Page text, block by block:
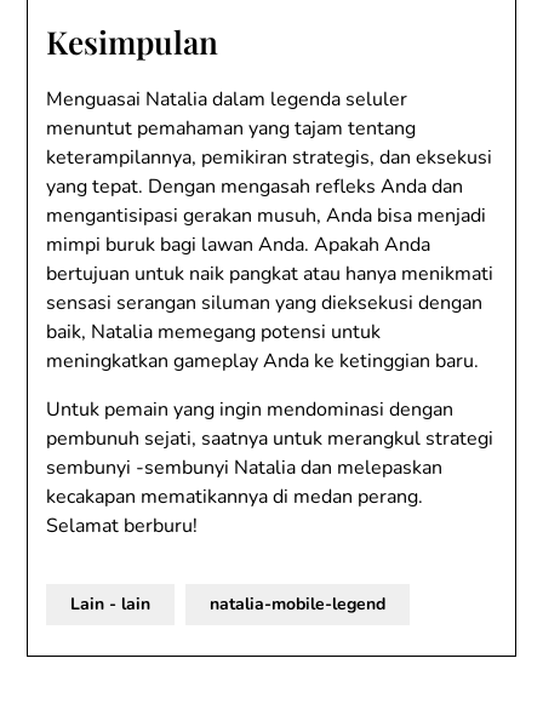
Kesimpulan
Menguasai Natalia dalam legenda seluler
menuntut pemahaman yang tajam tentang
keterampilannya, pemikiran strategis, dan eksekusi
yang tepat. Dengan mengasah refleks Anda dan
mengantisipasi gerakan musuh, Anda bisa menjadi
mimpi buruk bagi lawan Anda. Apakah Anda
bertujuan untuk naik pangkat atau hanya menikmati
sensasi serangan siluman yang dieksekusi dengan
baik, Natalia memegang potensi untuk
meningkatkan gameplay Anda ke ketinggian baru.
Untuk pemain yang ingin mendominasi dengan
pembunuh sejati, saatnya untuk merangkul strategi
sembunyi -sembunyi Natalia dan melepaskan
kecakapan mematikannya di medan perang.
Selamat berburu!
Lain - lain natalia-mobile-legend